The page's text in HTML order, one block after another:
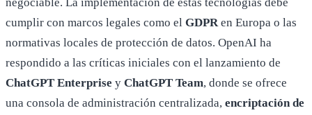
cumplir con marcos legales como el GDPR en Europa o las
normativas locales de protección de datos. OpenAI ha
respondido a las críticas iniciales con el lanzamiento de
ChatGPT Enterprise y ChatGPT Team, donde se ofrece
una consola de administración centralizada, encriptación de